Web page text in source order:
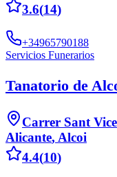
3.6(14)
+34965790188
Servicios Funerarios
Tanatorio de
Carrer Sant
Alicante, Alcoi
4.4(10)